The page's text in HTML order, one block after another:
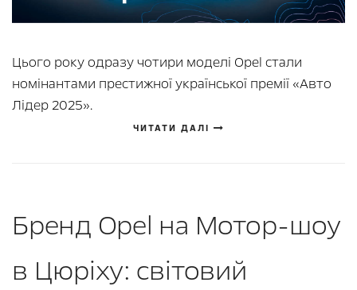
Цього року одразу чотири моделі Opel стали
номінантами престижної української премії «Авто
Лідер 2025».
ЧИТАТИ ДАЛІ
Бренд Opel на Мотор-шоу
в Цюріху: світовий